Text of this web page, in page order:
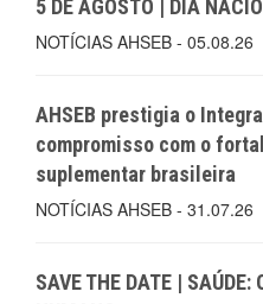
5 DE AGOSTO | DIA
NOTÍCIAS AHSEB - 05.08.26
AHSEB prestigia o
compromisso com o
suplementar brasileira
NOTÍCIAS AHSEB - 31.07.26
SAVE THE DATE | SAÚDE: